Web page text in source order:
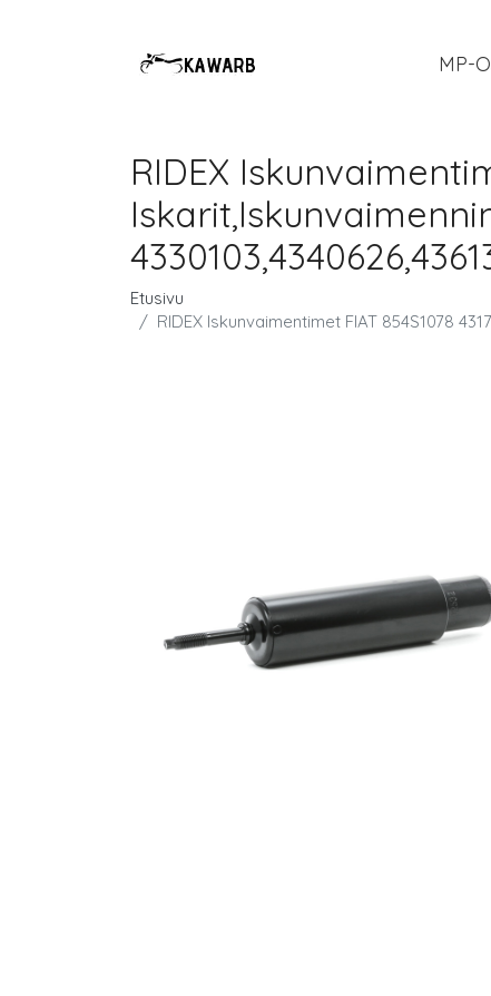
MP-
RIDEX
Etusivu
RIDEX Iskunvaimentimet FIAT 854S1078